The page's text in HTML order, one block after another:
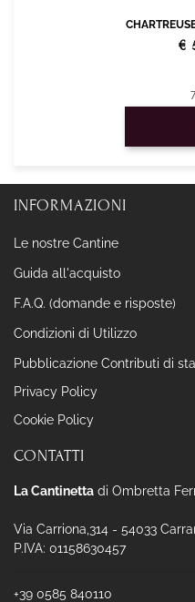
€
INFORMAZIONI
Le nostre Cantine
Guida all'acquisto
F.A.Q. (domande e risposte)
Condizioni di Utilizzo
Pubblicazione Contributi di
Privacy Policy
Cookie Policy
CONTATTI
La Cantinetta di Ombretta
Via Carriona,314 - 54033
P.IVA: 01158630457
+39 0585 840110